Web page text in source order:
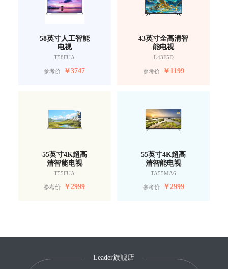
58英寸人工智能
电视
T58FUA
参考价 ￥3747
43英寸全高清智
能电视
L43F5D
参考价 ￥1199
55英寸4K超高
清智能电视
T55FUA
参考价 ￥2999
55英寸4K超高
清智能电视
TA55MA6
参考价 ￥2999
Leader旗舰店